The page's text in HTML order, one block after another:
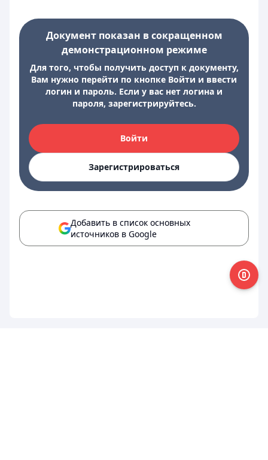
Документ показан в сокращенном
демонстрационном режиме
Для того, чтобы получить доступ к документу,
Вам нужно перейти по кнопке Войти и ввести
логин и пароль. Если у вас нет логина и
пароля, зарегистрируйтесь.
Войти
Зарегистрироваться
Добавить в список основных
источников в Google